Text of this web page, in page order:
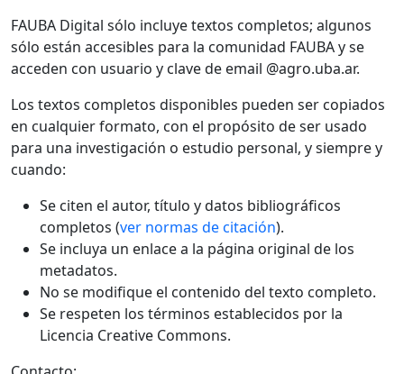
FAUBA Digital sólo incluye textos completos; algunos
sólo están accesibles para la comunidad FAUBA y se
acceden con usuario y clave de email @agro.uba.ar.
Los textos completos disponibles pueden ser copiados
en cualquier formato, con el propósito de ser usado
para una investigación o estudio personal, y siempre y
cuando:
Se citen el autor, título y datos bibliográficos
completos (ver normas de citación).
Se incluya un enlace a la página original de los
metadatos.
No se modifique el contenido del texto completo.
Se respeten los términos establecidos por la
Licencia Creative Commons.